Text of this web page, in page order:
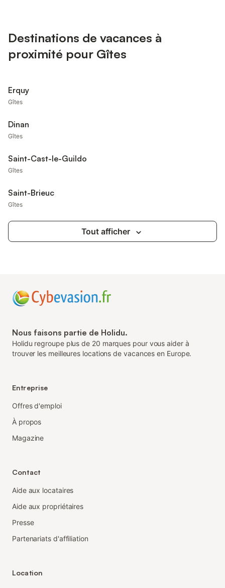
Destinations de vacances à
proximité pour Gîtes
Erquy
Gîtes
Dinan
Gîtes
Saint-Cast-le-Guildo
Gîtes
Saint-Brieuc
Gîtes
Tout afficher
Nous faisons partie de Holidu.
Holidu regroupe plus de 20 marques pour vous aider à
trouver les meilleures locations de vacances en Europe.
Entreprise
Offres d'emploi
À propos
Magazine
Contact
Aide aux locataires
Aide aux propriétaires
Presse
Partenariats d'affiliation
Location